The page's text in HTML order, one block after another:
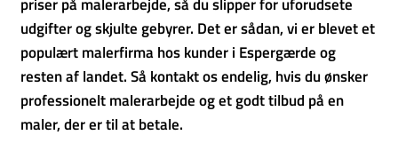
priser på malerarbejde, så du slipper for uforudsete
udgifter og skjulte gebyrer. Det er sådan, vi er blevet et
populært malerfirma hos kunder i Espergærde og
resten af landet. Så kontakt os endelig, hvis du ønsker
professionelt malerarbejde og et godt tilbud på en
maler, der er til at betale.